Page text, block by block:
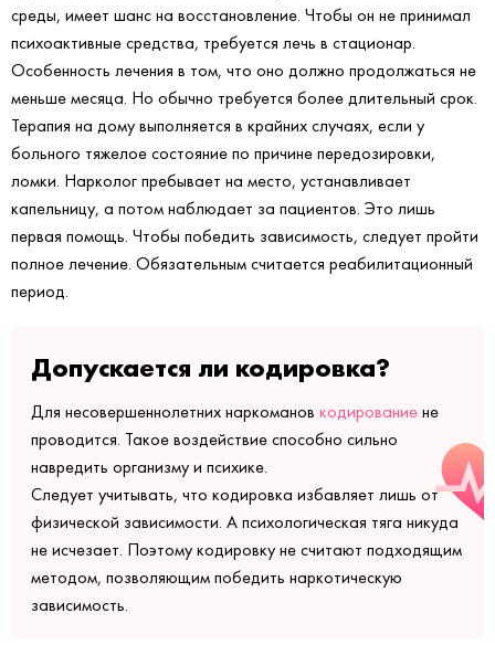
среды, имеет шанс на восстановление. Чтобы он не принимал
психоактивные средства, требуется лечь в стационар.
Особенность лечения в том, что оно должно продолжаться не
меньше месяца. Но обычно требуется более длительный срок.
Терапия на дому выполняется в крайних случаях, если у
больного тяжелое состояние по причине передозировки,
ломки. Нарколог пребывает на место, устанавливает
капельницу, а потом наблюдает за пациентов. Это лишь
первая помощь. Чтобы победить зависимость, следует пройти
полное лечение. Обязательным считается реабилитационный
период.
Допускается ли кодировка?
Для несовершеннолетних наркоманов кодирование не
проводится. Такое воздействие способно сильно
навредить организму и психике.
Следует учитывать, что кодировка избавляет лишь от
физической зависимости. А психологическая тяга никуда
не исчезает. Поэтому кодировку не считают подходящим
методом, позволяющим победить наркотическую
зависимость.